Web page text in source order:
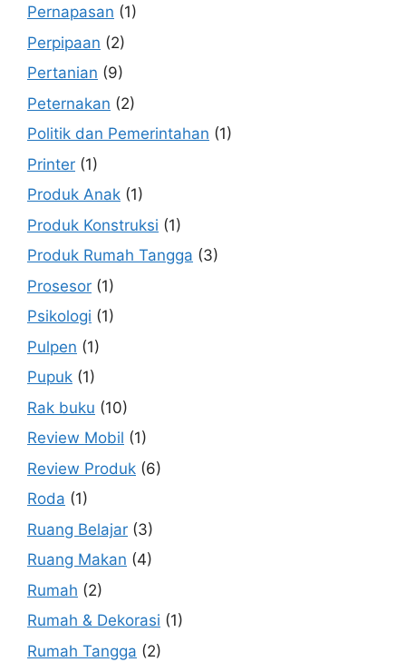
Pernapasan (1)
Perpipaan (2)
Pertanian (9)
Peternakan (2)
Politik dan Pemerintahan (1)
Printer (1)
Produk Anak (1)
Produk Konstruksi (1)
Produk Rumah Tangga (3)
Prosesor (1)
Psikologi (1)
Pulpen (1)
Pupuk (1)
Rak buku (10)
Review Mobil (1)
Review Produk (6)
Roda (1)
Ruang Belajar (3)
Ruang Makan (4)
Rumah (2)
Rumah & Dekorasi (1)
Rumah Tangga (2)